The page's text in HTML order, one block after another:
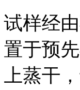
试样经
置于预
上蒸干